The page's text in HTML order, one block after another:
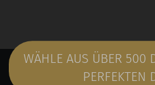
WÄHLE AUS ÜBER 500
PERFEKTEN